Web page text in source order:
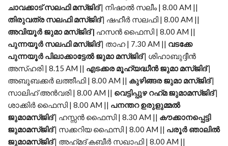
ചാവക്കാട് സലഫി മസ്ജിദ്| നിഷാൽ സലീം | 8.00 AM ||
തിരുവത്ര സലഫി മസ്ജിദ്| ഷഹീർ സലഫി | 8.00 AM ||
അവിയൂർ ജുമാ മസ്ജിദ് | ഹസൻ ഫൈസി | 8.00 AM ||
പുന്നയൂർ സലഫി മസ്ജിദ്| താഹ | 7.30 AM || വടക്കേ
പുന്നയൂർ പിലാക്കാട്ടേൽ ജുമാ മസ്ജിദ്| ശിഹാബുദ്ദീൻ
അസ്ഹരി | 8.15 AM || എടക്കര മൂഹ്യദ്ധീൻ ജുമാ മസ്ജിദ്|
അബൂബക്കർ ലത്തീഫി | 8.00 AM || കുഴിങ്ങര ജുമാ മസ്ജിദ്|
സാലിഹ് അൻവരി | 8.00 AM || വെട്ടിപ്പുഴ റഹ്‌മ ജുമാമസ്ജിദ്|
ശാക്കിർ ഫൈസി | 8.00 AM || പനന്തറ ഉരുളുമ്മൽ
ജുമാമസ്ജിദ്| ഹസ്സൻ ഫൈസി | 8.30 AM || കൗക്കാനപ്പെട്ടി
ജുമാമസ്ജിദ്| സക്കറിയ ഫൈസി | 8.00 AM || പരൂർ ഞാലിൽ
ജുമാമസ്ജിദ്| അഹ്‌മദ്‌ കബീർ സഖാഫി | 8.00 AM ||